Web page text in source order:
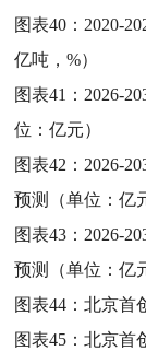
图表40： 2020-
亿吨，%）
图表41： 2026-
位：亿元）
图表42： 2026-
预测（单位：亿
图表43： 2026-
预测（单位：亿
图表44：北京首
图表45：北京首